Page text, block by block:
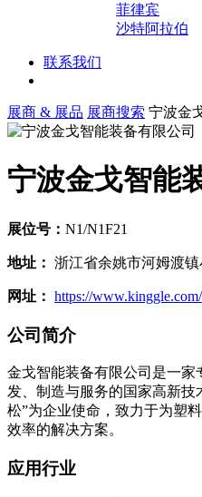
菲律宾
沙特阿拉伯
联系我们
展商 & 展品 展商搜索 宁波金
宁波金戈智能
展位号： N1/N1F21
地址： 浙江省余姚市河姆渡
网址： https://www.kinggle.com/
公司简介
金戈智能装备有限公司是一
发、制造与服务的国家高新技
松”为企业使命，致力于为塑
效率的解决方案。
应用行业